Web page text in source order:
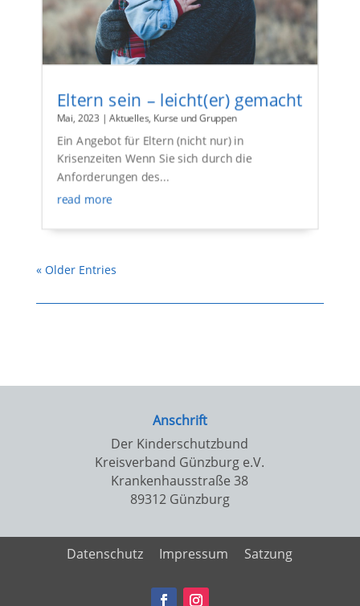
Eltern sein – leicht(er) gemacht
Mai, 2023 |Aktuelles, Kurse und Gruppen
Ein Angebot für Eltern (nicht nur) in
Krisenzeiten Wenn Sie sich durch die
Anforderungen des...
read more
« Older Entries
Anschrift
Der Kinderschutzbund
Kreisverband Günzburg e.V.
Krankenhausstraße 38
89312 Günzburg
Datenschutz Impressum Satzung